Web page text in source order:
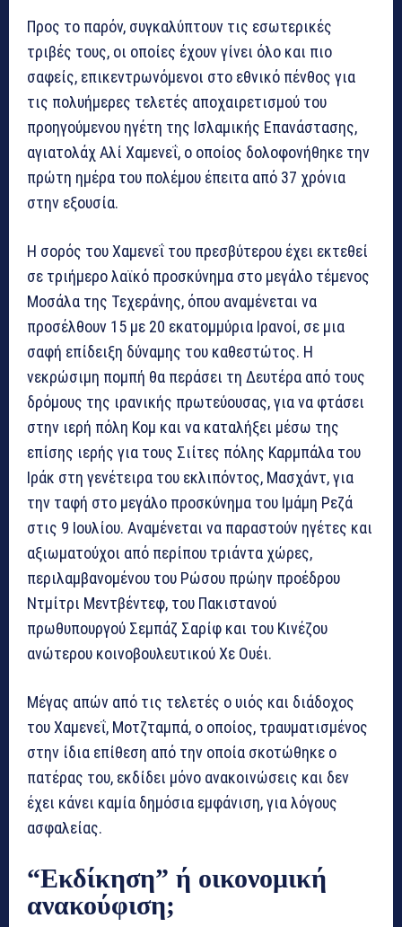
Προς το παρόν, συγκαλύπτουν τις εσωτερικές
τριβές τους, οι οποίες έχουν γίνει όλο και πιο
σαφείς, επικεντρωνόμενοι στο εθνικό πένθος για
τις πολυήμερες τελετές αποχαιρετισμού του
προηγούμενου ηγέτη της Ισλαμικής Επανάστασης,
αγιατολάχ Αλί Χαμενεΐ, ο οποίος δολοφονήθηκε την
πρώτη ημέρα του πολέμου έπειτα από 37 χρόνια
στην εξουσία.
Η σορός του Χαμενεΐ του πρεσβύτερου έχει εκτεθεί
σε τριήμερο λαϊκό προσκύνημα στο μεγάλο τέμενος
Μοσάλα της Τεχεράνης, όπου αναμένεται να
προσέλθουν 15 με 20 εκατομμύρια Ιρανοί, σε μια
σαφή επίδειξη δύναμης του καθεστώτος. Η
νεκρώσιμη πομπή θα περάσει τη Δευτέρα από τους
δρόμους της ιρανικής πρωτεύουσας, για να φτάσει
στην ιερή πόλη Κομ και να καταλήξει μέσω της
επίσης ιερής για τους Σιίτες πόλης Καρμπάλα του
Ιράκ στη γενέτειρα του εκλιπόντος, Μασχάντ, για
την ταφή στο μεγάλο προσκύνημα του Ιμάμη Ρεζά
στις 9 Ιουλίου. Αναμένεται να παραστούν ηγέτες και
αξιωματούχοι από περίπου τριάντα χώρες,
περιλαμβανομένου του Ρώσου πρώην προέδρου
Ντμίτρι Μεντβέντεφ, του Πακιστανού
πρωθυπουργού Σεμπάζ Σαρίφ και του Κινέζου
ανώτερου κοινοβουλευτικού Χε Ουέι.
Μέγας απών από τις τελετές ο υιός και διάδοχος
του Χαμενεΐ, Μοτζταμπά, ο οποίος, τραυματισμένος
στην ίδια επίθεση από την οποία σκοτώθηκε ο
πατέρας του, εκδίδει μόνο ανακοινώσεις και δεν
έχει κάνει καμία δημόσια εμφάνιση, για λόγους
ασφαλείας.
“Εκδίκηση” ή οικονομική
ανακούφιση;